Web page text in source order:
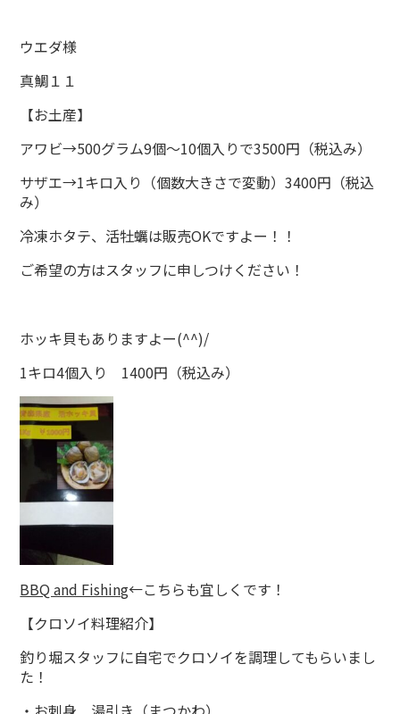
ウエダ様
真鯛１１
【お土産】
アワビ→500グラム9個～10個入りで3500円（税込み）
サザエ→1キロ入り（個数大きさで変動）3400円（税込
み）
冷凍ホタテ、活牡蠣は販売OKですよー！！
ご希望の方はスタッフに申しつけください！
ホッキ貝もありますよー(^^)/
1キロ4個入り 1400円（税込み）
BBQ and Fishing←こちらも宜しくです！
【クロソイ料理紹介】
釣り堀スタッフに自宅でクロソイを調理してもらいまし
た！